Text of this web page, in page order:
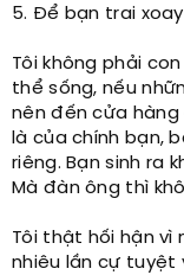
5. Để bạn trai
Tôi không phải
thể sống, nếu
nên đến cửa hàng
là của chính bạn,
riêng. Bạn sinh ra
Mà đàn ông thì
Tôi thật hối hận vì
nhiêu lần cự tuyệt